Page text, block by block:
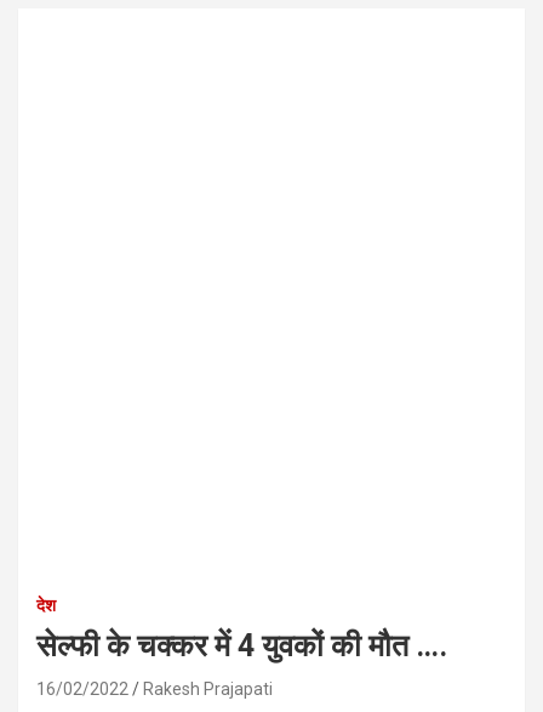
देश
सेल्फी के चक्कर में 4 युवकों की मौत ….
16/02/2022 Rakesh Prajapati